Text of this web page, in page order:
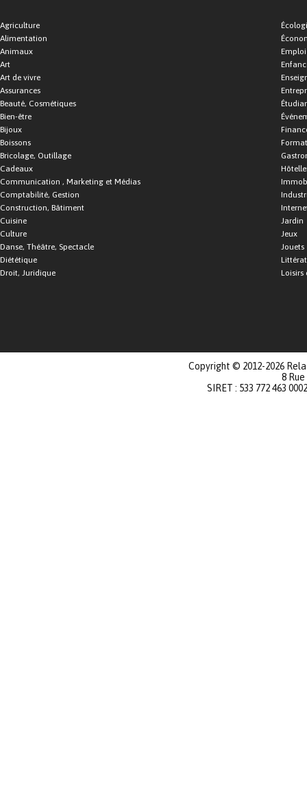
Agriculture
Alimentation
Animaux
Art
Art de vivre
Assurances
Beauté, Cosmétiques
Bien-être
Bijoux
Boissons
Bricolage, Outillage
Cadeaux
Communication , Marketing et Médias
Comptabilité, Gestion
Construction, Bâtiment
Cuisine
Culture
Danse, Théâtre, Spectacle
Diététique
Droit, Juridique
Emploi
Jardin
Jeux
Jouets
Loisirs
Copyright © 2012-2026
8
SIRET : 533 772 463